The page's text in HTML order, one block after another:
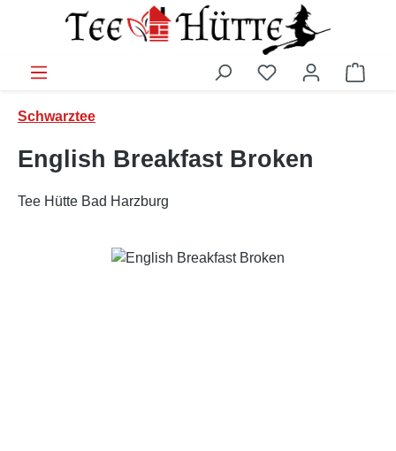
Zum Hauptinhalt springen
Schwarztee
English Breakfast Broken
Tee Hütte Bad Harzburg
Bildergalerie überspringen